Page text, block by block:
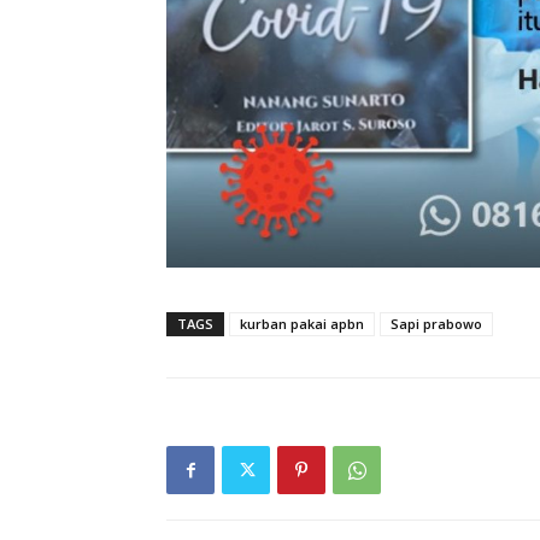
TAGS kurban pakai apbn Sapi prabowo